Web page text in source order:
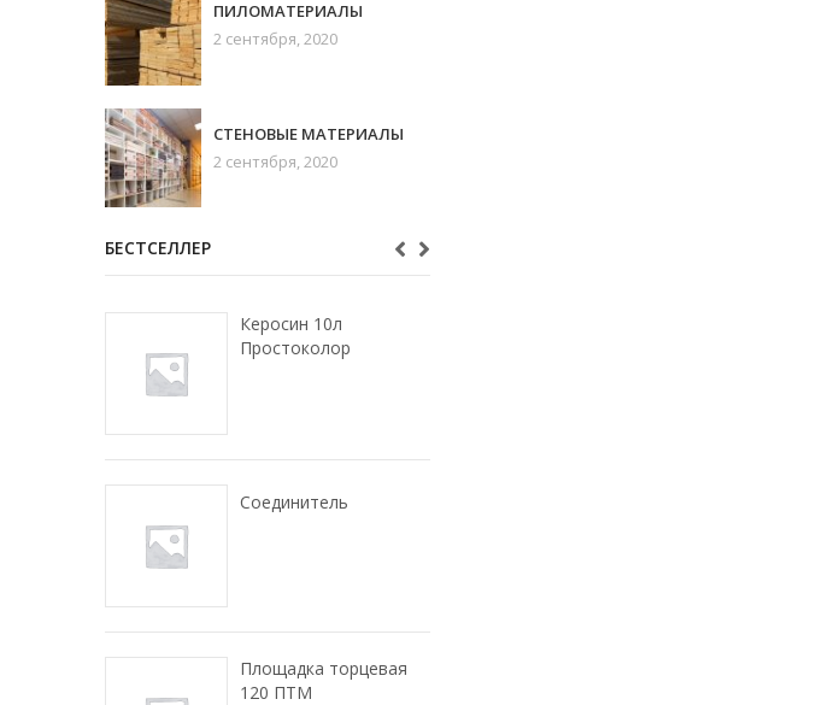
ПИЛОМАТЕРИАЛЫ
2 сентября, 2020
СТЕНОВЫЕ МАТЕРИАЛЫ
2 сентября, 2020
БЕСТСЕЛЛЕР
Керосин 10л
Простоколор
Соединитель
Площадка торцевая
120 ПТМ